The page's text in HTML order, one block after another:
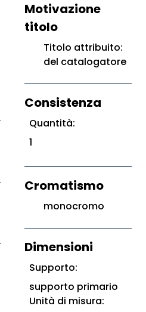
Motivazione
titolo
Titolo attribuito:
del catalogatore
Consistenza
Quantità:
1
Cromatismo
monocromo
Dimensioni
Supporto:
supporto primario
Unità di misura: